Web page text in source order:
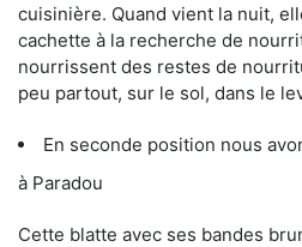
cuisinière. Quand vient la nuit,
cachette à la recherche de
nourrissent des restes de
peu partout, sur le sol, dans le
En seconde position nous
à Paradou
Cette blatte avec ses bandes